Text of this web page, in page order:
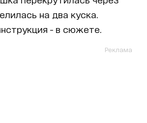
на два куска.
- в сюжете.
Реклама